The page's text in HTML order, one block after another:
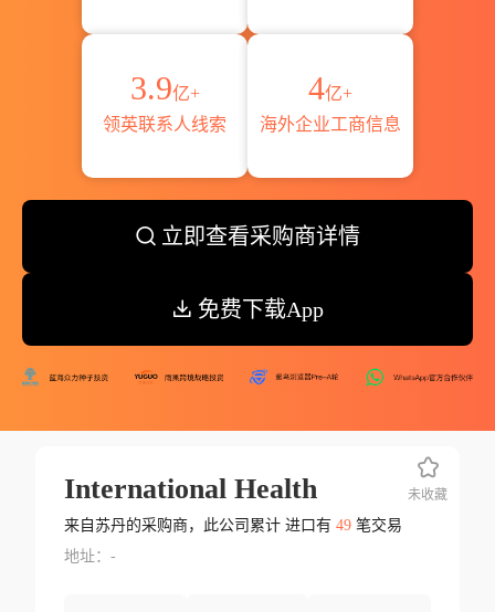
3.9亿+
领英联系人线索
4亿+
海外企业工商信息
立即查看采购商详情
免费下载App
International Health
来自苏丹的采购商，此公司累计 进口有 49笔交易
地址：-
未收藏